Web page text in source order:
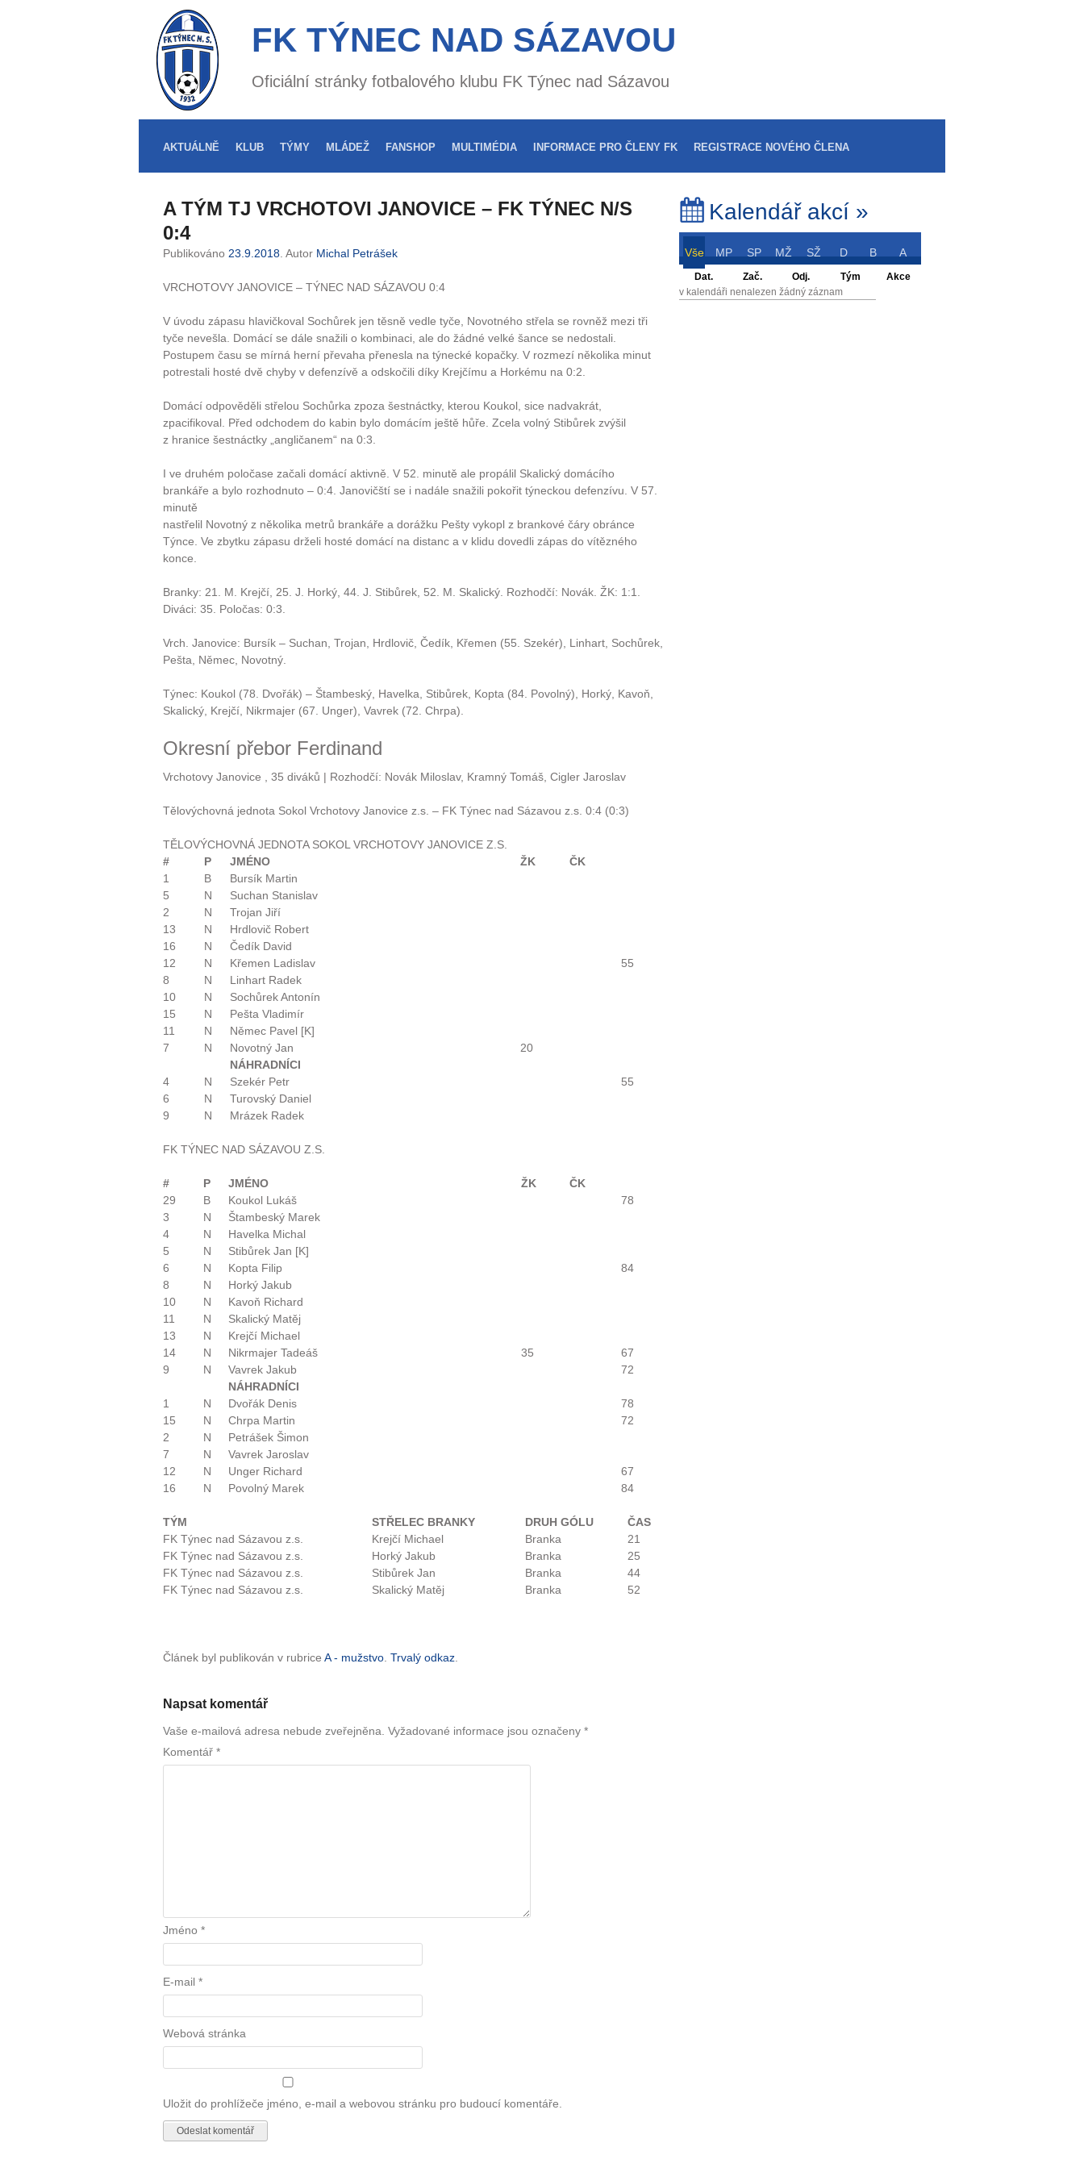
FK TÝNEC NAD SÁZAVOU
Oficiální stránky fotbalového klubu FK Týnec nad Sázavou
AKTUÁLNĚ KLUB TÝMY MLÁDEŽ FANSHOP MULTIMÉDIA INFORMACE PRO ČLENY FK REGISTRACE NOVÉHO ČLENA
A TÝM TJ VRCHOTOVI JANOVICE – FK TÝNEC N/S
0:4
Publikováno 23.9.2018 . Autor Michal Petrášek
VRCHOTOVY JANOVICE – TÝNEC NAD SÁZAVOU 0:4
V úvodu zápasu hlavičkoval Sochůrek jen těsně vedle tyče, Novotného střela se rovněž mezi tři
tyče nevešla. Domácí se dále snažili o kombinaci, ale do žádné velké šance se nedostali.
Postupem času se mírná herní převaha přenesla na týnecké kopačky. V rozmezí několika minut
potrestali hosté dvě chyby v defenzívě a odskočili díky Krejčímu a Horkému na 0:2.
Domácí odpověděli střelou Sochůrka zpoza šestnáctky, kterou Koukol, sice nadvakrát,
zpacifikoval. Před odchodem do kabin bylo domácím ještě hůře. Zcela volný Stibůrek zvýšil
z hranice šestnáctky „angličanem“ na 0:3.
I ve druhém poločase začali domácí aktivně. V 52. minutě ale propálil Skalický domácího
brankáře a bylo rozhodnuto – 0:4. Janovičští se i nadále snažili pokořit týneckou defenzívu. V 57.
minutě
nastřelil Novotný z několika metrů brankáře a dorážku Pešty vykopl z brankové čáry obránce
Týnce. Ve zbytku zápasu drželi hosté domácí na distanc a v klidu dovedli zápas do vítězného
konce.
Branky: 21. M. Krejčí, 25. J. Horký, 44. J. Stibůrek, 52. M. Skalický. Rozhodčí: Novák. ŽK: 1:1.
Diváci: 35. Poločas: 0:3.
Vrch. Janovice: Bursík – Suchan, Trojan, Hrdlovič, Čedík, Křemen (55. Szekér), Linhart, Sochůrek,
Pešta, Němec, Novotný.
Týnec: Koukol (78. Dvořák) – Štambeský, Havelka, Stibůrek, Kopta (84. Povolný), Horký, Kavoň,
Skalický, Krejčí, Nikrmajer (67. Unger), Vavrek (72. Chrpa).
Okresní přebor Ferdinand
Vrchotovy Janovice , 35 diváků | Rozhodčí: Novák Miloslav, Kramný Tomáš, Cigler Jaroslav
Tělovýchovná jednota Sokol Vrchotovy Janovice z.s. – FK Týnec nad Sázavou z.s. 0:4 (0:3)
TĚLOVÝCHOVNÁ JEDNOTA SOKOL VRCHOTOVY JANOVICE Z.S.
#
P JMÉNO ŽK
ČK
1
B
Bursík Martin
5
N
Suchan Stanislav
2
N
Trojan Jiří
13
N
Hrdlovič Robert
16
N
Čedík David
12
N Křemen Ladislav
55
8
N
Linhart Radek
10
N
Sochůrek Antonín
15
N
Pešta Vladimír
11
N
Němec Pavel [K]
7
N Novotný Jan
20
NÁHRADNÍCI
4
N Szekér Petr
55
6
N
Turovský Daniel
9
N Mrázek Radek
FK TÝNEC NAD SÁZAVOU Z.S.
# P JMÉNO ŽK
ČK
29
B Koukol Lukáš
78
3
N
Štambeský Marek
4
N
Havelka Michal
5
N
Stibůrek Jan [K]
6
N Kopta Filip
84
8
N
Horký Jakub
10
N
Kavoň Richard
11
N
Skalický Matěj
13
N
Krejčí Michael
14
N Nikrmajer Tadeáš 35
67
9
N Vavrek Jakub
72
NÁHRADNÍCI
1
N Dvořák Denis
78
15
N Chrpa Martin
72
2
N
Petrášek Šimon
7
N
Vavrek Jaroslav
12
N Unger Richard
67
16
N Povolný Marek 84
TÝM STŘELEC BRANKY DRUH GÓLU
ČAS
FK Týnec nad Sázavou z.s.
Krejčí Michael Branka
21
FK Týnec nad Sázavou z.s.
Horký Jakub Branka
25
FK Týnec nad Sázavou z.s.
Stibůrek Jan Branka
44
FK Týnec nad Sázavou z.s.
Skalický Matěj Branka 52
Článek byl publikován v rubrice A - mužstvo Trvalý odkaz
Napsat komentář
Vaše e-mailová adresa nebude zveřejněna. Vyžadované informace jsou označeny *
Komentář *
Jméno *
E-mail *
Webová stránka
Uložit do prohlížeče jméno, e-mail a webovou stránku pro budoucí komentáře.
Kalendář akcí »
Vše MP SP MŽ SŽ D B A
Dat. Zač. Odj. Tým
Akce
v kalendáři nenalezen žádný záznam